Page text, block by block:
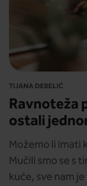
TIJANA DEBELIĆ
Ravnoteža
ostali
Možemo li imati
Mučili smo se s
kuće, sve nam